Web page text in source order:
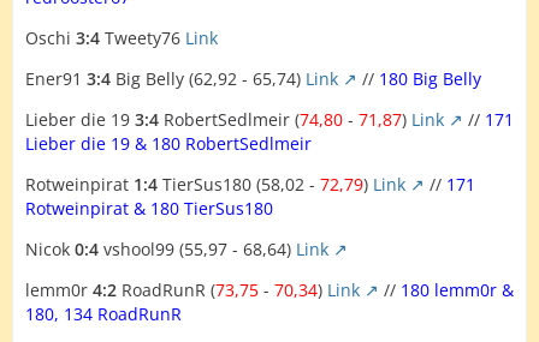
Oschi 3:4 Tweety76 Link
Ener91 3:4 Big Belly (62,92 - 65,74) Link // 180 Big Belly
Lieber die 19 3:4 RobertSedlmeir (74,80 - 71,87) Link // 171
Lieber die 19 & 180 RobertSedlmeir
Rotweinpirat 1:4 TierSus180 (58,02 - 72,79) Link // 171
Rotweinpirat & 180 TierSus180
Nicok 0:4 vshool99 (55,97 - 68,64) Link
lemm0r 4:2 RoadRunR (73,75 - 70,34) Link // 180 lemm0r &
180, 134 RoadRunR